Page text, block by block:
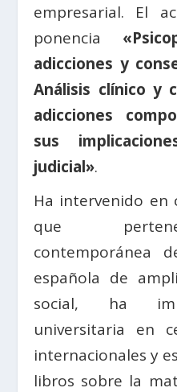
empresarial. El
ponencia
adicciones y
Análisis clínico y
adicciones
sus
judicial».
Ha intervenido en
que
contemporánea
española de
social, ha
universitaria en
internacionales y
libros sobre la